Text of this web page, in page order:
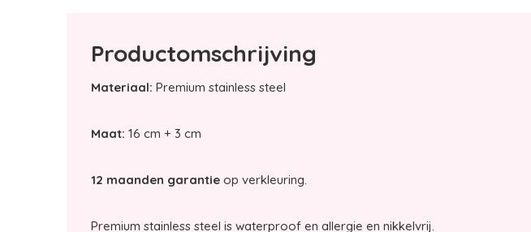
Productomschrijving
Materiaal: Premium stainless steel
Maat: 16 cm + 3 cm
12 maanden garantie op verkleuring.
Premium stainless steel is waterproof en allergie en nikkelvrij.